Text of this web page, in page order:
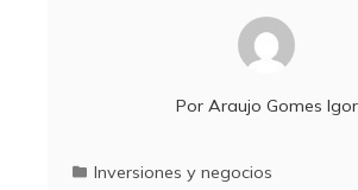
Por Araujo Gomes Igor
Inversiones y negocios